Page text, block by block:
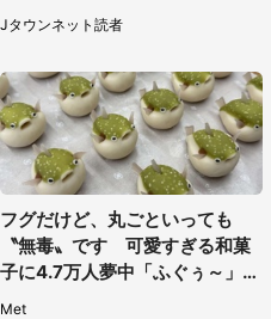
は...」（千葉県・20代女性）
Jタウンネット読者
フグだけど、丸ごといっても
〝無毒〟です 可愛すぎる和菓
子に4.7万人夢中「ふぐぅ～」
Met